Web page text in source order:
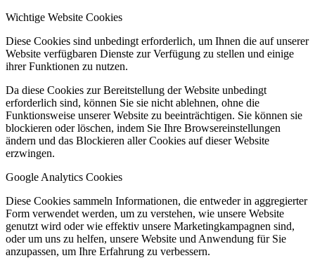
Wichtige Website Cookies
Diese Cookies sind unbedingt erforderlich, um Ihnen die auf unserer
Website verfügbaren Dienste zur Verfügung zu stellen und einige
ihrer Funktionen zu nutzen.
Da diese Cookies zur Bereitstellung der Website unbedingt
erforderlich sind, können Sie sie nicht ablehnen, ohne die
Funktionsweise unserer Website zu beeinträchtigen. Sie können sie
blockieren oder löschen, indem Sie Ihre Browsereinstellungen
ändern und das Blockieren aller Cookies auf dieser Website
erzwingen.
Google Analytics Cookies
Diese Cookies sammeln Informationen, die entweder in aggregierter
Form verwendet werden, um zu verstehen, wie unsere Website
genutzt wird oder wie effektiv unsere Marketingkampagnen sind,
oder um uns zu helfen, unsere Website und Anwendung für Sie
anzupassen, um Ihre Erfahrung zu verbessern.